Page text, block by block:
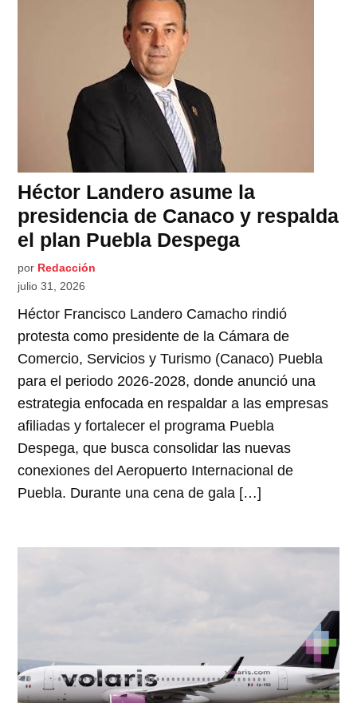
Héctor Landero asume la
presidencia de Canaco y respalda
el plan Puebla Despega
por Redacción
julio 31, 2026
Héctor Francisco Landero Camacho rindió
protesta como presidente de la Cámara de
Comercio, Servicios y Turismo (Canaco) Puebla
para el periodo 2026-2028, donde anunció una
estrategia enfocada en respaldar a las empresas
afiliadas y fortalecer el programa Puebla
Despega, que busca consolidar las nuevas
conexiones del Aeropuerto Internacional de
Puebla. Durante una cena de gala […]